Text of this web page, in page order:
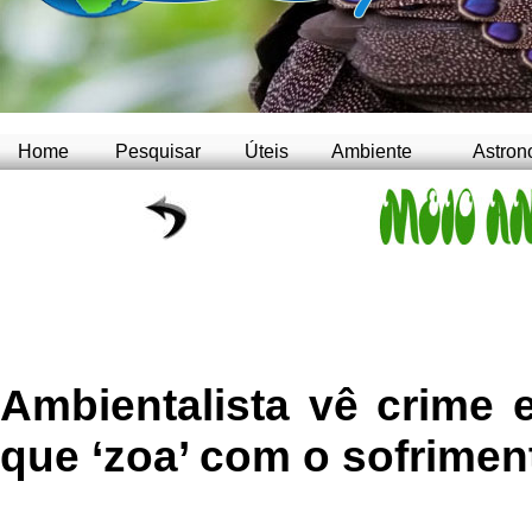
Home Pesquisar Úteis Ambiente
Ambientalista vê crime
que ‘zoa’ com o